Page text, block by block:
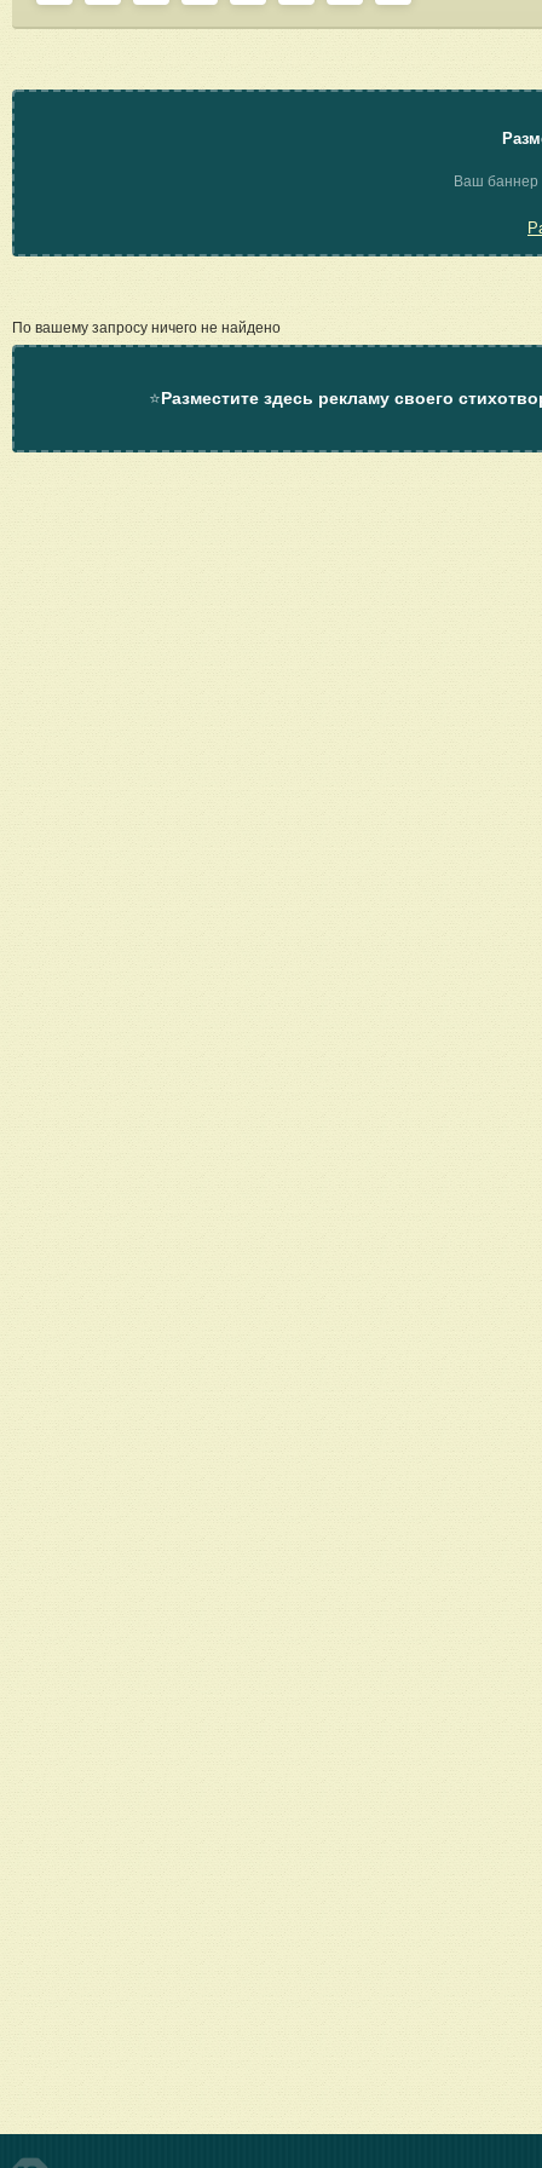
Ваш баннер
По вашему запросу ничего не найдено
⭐Разместите здесь рекламу своего